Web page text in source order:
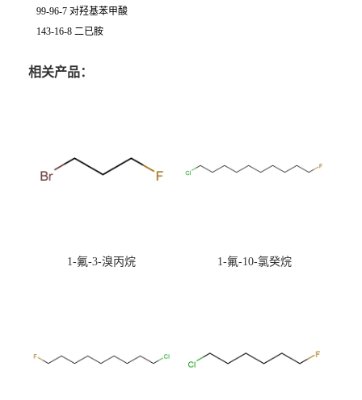
99-96-7 对羟基苯甲酸
143-16-8 二已胺
相关产品：
1-氟-3-溴丙烷 1-氟-10-氯癸烷